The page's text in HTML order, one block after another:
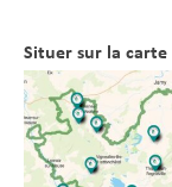
Situer sur la carte